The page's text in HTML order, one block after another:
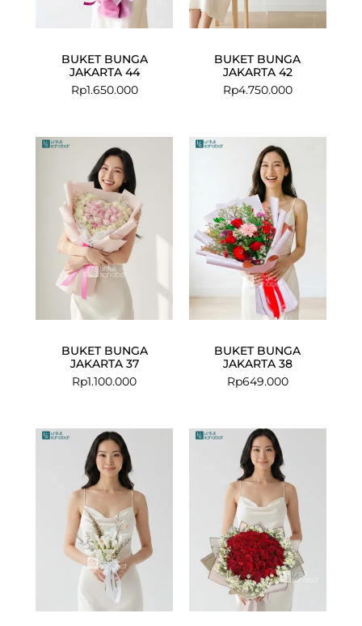
BUKET BUNGA
JAKARTA 44
Rp1.650.000
BUKET BUNGA
JAKARTA 42
Rp4.750.000
BUKET BUNGA
JAKARTA 37
Rp1.100.000
BUKET BUNGA
JAKARTA 38
Rp649.000